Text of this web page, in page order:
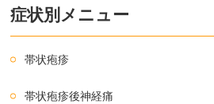
症状別メニュー
帯状疱疹
帯状疱疹後神経痛